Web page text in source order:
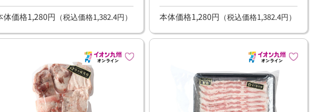
体価格1,280円 （税込価格1,382.4円）
本体価格1,280円 （税込価格1,382.4円）